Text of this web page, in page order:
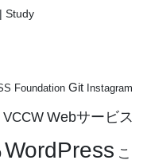
Study
Foundation Git Instagram
VCCW Webサービス
WordPress こ